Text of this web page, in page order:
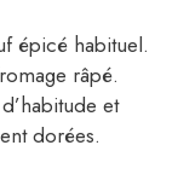
épicé habituel.
râpé.
et
dorées.